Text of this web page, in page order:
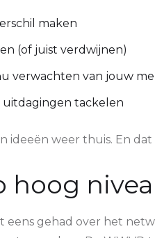
maken
(of juist verdwijnen)
verwachten van jouw
uitdagingen tackelen
ideeën weer thuis. En dat
hoog
gehad over het